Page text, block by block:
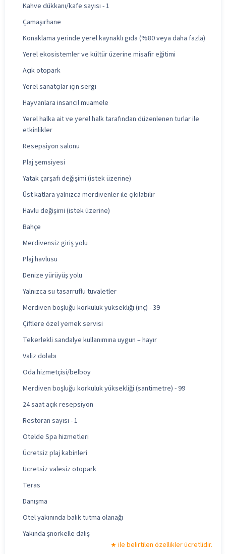
Kahve dükkanı/kafe sayısı - 1
Çamaşırhane
Konaklama yerinde yerel kaynaklı gıda (%80 veya daha fazla)
Yerel ekosistemler ve kültür üzerine misafir eğitimi
Açık otopark
Yerel sanatçılar için sergi
Hayvanlara insancıl muamele
Yerel halka ait ve yerel halk tarafından düzenlenen turlar ile
etkinlikler
Resepsiyon salonu
Plaj şemsiyesi
Yatak çarşafı değişimi (istek üzerine)
Üst katlara yalnızca merdivenler ile çıkılabilir
Havlu değişimi (istek üzerine)
Bahçe
Merdivensiz giriş yolu
Plaj havlusu
Denize yürüyüş yolu
Yalnızca su tasarruflu tuvaletler
Merdiven boşluğu korkuluk yüksekliği (inç) - 39
Çiftlere özel yemek servisi
Tekerlekli sandalye kullanımına uygun – hayır
Valiz dolabı
Oda hizmetçisi/belboy
Merdiven boşluğu korkuluk yüksekliği (santimetre) - 99
24 saat açık resepsiyon
Restoran sayısı - 1
Otelde Spa hizmetleri
Ücretsiz plaj kabinleri
Ücretsiz valesiz otopark
Teras
Danışma
Otel yakınında balık tutma olanağı
Yakında şnorkelle dalış
ile belirtilen özellikler ücretlidir.